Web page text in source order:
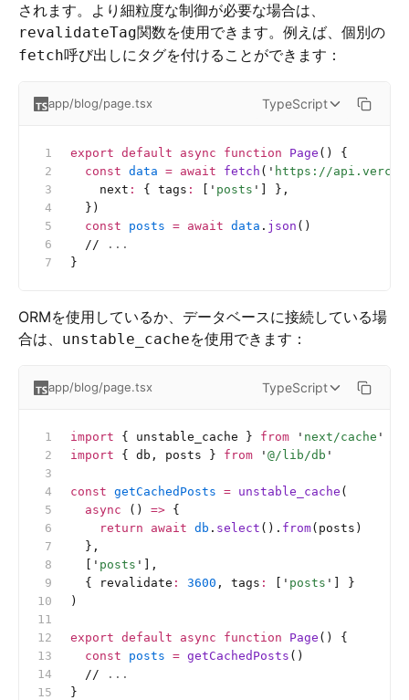
されます。より細粒度な制御が必要な場合は、
revalidateTag関数を使用できます。例えば、個別の
fetch呼び出しにタグを付けることができます：
app/blog/page.tsx TypeScript
export default async function Page () {
  const
data = await fetch ( ' https://
    next
: { tags : ' posts '
] },
  })
  const
posts = await data . json ()
  //
...
}
ORMを使用しているか、データベースに接続している場
合は、 unstable_cacheを使用できます：
app/blog/page.tsx TypeScript
import { unstable_cache } from ' next/cache '
import { db, posts } from ' @/lib/db '
const getCachedPosts = unstable_cache (
  async
() => {
    return
await db . select (). from(posts)
  },
' posts '
],
  { revalidate
: 3600 , tags : ' posts '
] }
)
export default async function Page () {
  const
posts = getCachedPosts ()
  //
...
}